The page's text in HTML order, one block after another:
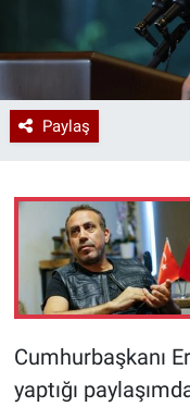
Paylaş
Cumhurbaşkanı
yaptığı
Ramazan